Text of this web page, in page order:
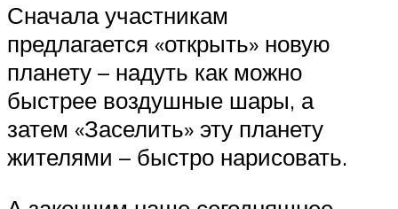
Сначала участникам
предлагается «открыть» новую
планету – надуть как можно
быстрее воздушные шары, а
затем «Заселить» эту планету
жителями – быстро нарисовать.